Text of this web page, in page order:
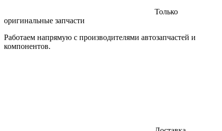
Только
оригинальные запчасти
Работаем напрямую с производителями автозапчастей и
компонентов.